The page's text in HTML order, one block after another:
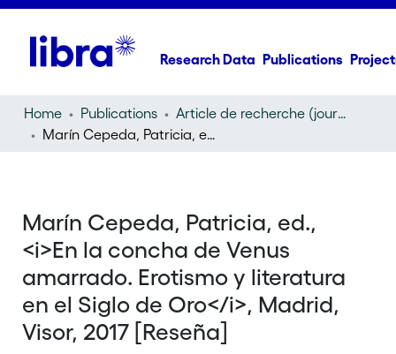
Research Data Publications
Home Publications
Article de recherche (journal article)
Marín Cepeda, Patricia, ed.,
Marín Cepeda, Patricia, ed.,
<i>En la concha de Venus
amarrado. Erotismo y literatura
en el Siglo de Oro</i>, Madrid,
Visor, 2017 [Reseña]